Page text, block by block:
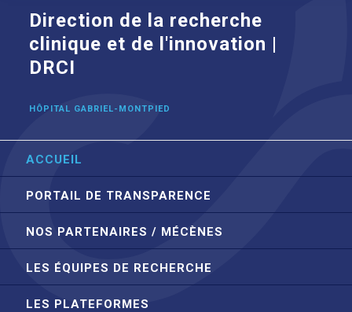
Direction de la recherche
clinique et de l'innovation |
DRCI
HÔPITAL GABRIEL-MONTPIED
ACCUEIL
PORTAIL DE TRANSPARENCE
NOS PARTENAIRES / MÉCÈNES
LES ÉQUIPES DE RECHERCHE
LES PLATEFORMES